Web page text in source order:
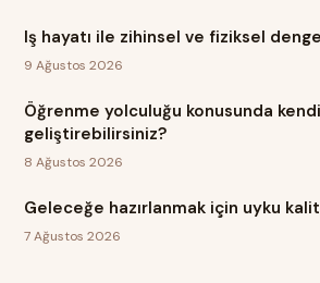
Iş hayatı ile zihinsel ve fiziksel
9 Ağustos 2026
Öğrenme yolculuğu konusunda
geliştirebilirsiniz?
8 Ağustos 2026
Geleceğe hazırlanmak için uyku
7 Ağustos 2026